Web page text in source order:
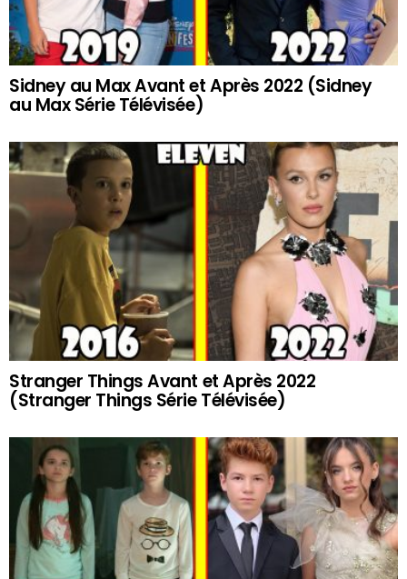
Sidney au Max Avant et Après 2022 (Sidney
au Max Série Télévisée)
Stranger Things Avant et Après 2022
(Stranger Things Série Télévisée)